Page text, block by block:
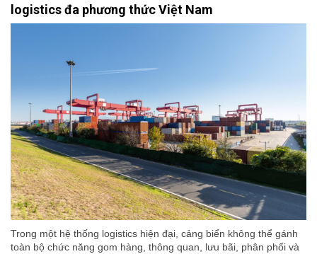
logistics đa phương thức Việt Nam
Trong một hệ thống logistics hiện đại, cảng biển không thể gánh
toàn bộ chức năng gom hàng, thông quan, lưu bãi, phân phối và